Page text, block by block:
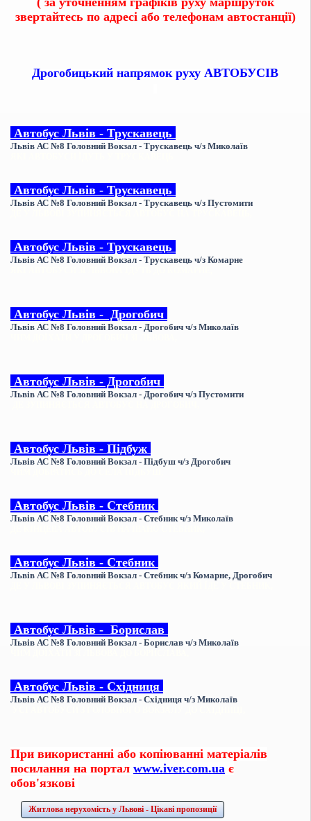
звертайтесь по адресі або телефонам автостанції)
Дрогобицький напрямок руху АВТОБУСІВ
Автобус Львів - Трускавець
Львів АС №8 Головний Вокзал - Трускавець ч/з Миколаїв
Автобус Львів - Трускавець
Львів АС №8 Головний Вокзал - Трускавець ч/з Пустомити
Автобус Львів - Трускавець
Львів АС №8 Головний Вокзал - Трускавець ч/з Комарне
Автобус Львів - Дрогобич
Львів АС №8 Головний Вокзал - Дрогобич ч/з Миколаїв
Автобус Львів - Дрогобич
Львів АС №8 Головний Вокзал - Дрогобич ч/з Пустомити
Автобус Львів - Підбуж
Львів АС №8 Головний Вокзал - Підбуш ч/з Дрогобич
Автобус Львів - Стебник
Львів АС №8 Головний Вокзал - Стебникч/з Миколаїв
Автобус Львів - Стебник
Львів АС №8 Головний Вокзал - Стебникч/з Комарне, Дрогобич
Автобус Львів - Борислав
Львів АС №8 Головний Вокзал - Борислав ч/з Миколаїв
Автобус Львів - Східниця
Львів АС №8 Головний Вокзал - Східниця ч/з Миколаїв
При використанні або копіюванні матеріалів
посилання на портал www.iver.com.ua є
обов'язкові
Житлова нерухомість у Львові - Цікаві пропозиції